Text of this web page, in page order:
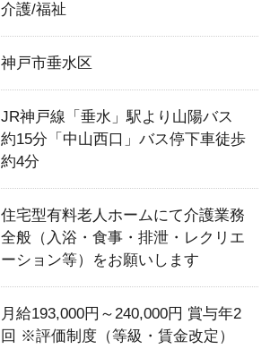
介護/福祉
神戸市垂水区
JR神戸線「垂水」駅より山陽バス
約15分「中山西口」バス停下車徒歩
約4分
住宅型有料老人ホームにて介護業務
全般（入浴・食事・排泄・レクリエ
ーション等）をお願いします
月給193,000円～240,000円 賞与年2
回 ※評価制度（等級・賃金改定）